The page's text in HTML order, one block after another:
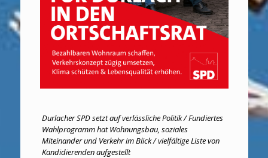
Durlacher SPD setzt auf verlässliche Politik / Fundiertes
Wahlprogramm hat Wohnungsbau, soziales
Miteinander und Verkehr im Blick / vielfältige Liste von
Kandidierenden aufgestellt